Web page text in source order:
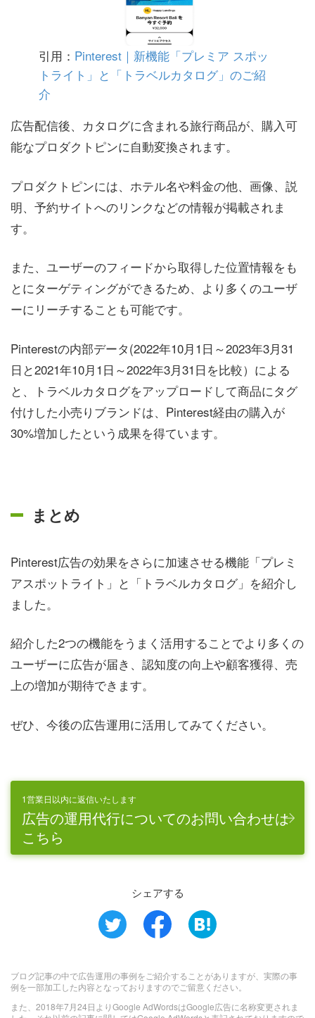
引用： Pinterest｜新機能「プレミア スポッ
トライト」と「トラベルカタログ」のご紹
介
広告配信後、カタログに含まれる旅行商品が、購入可
能なプロダクトピンに自動変換されます。
プロダクトピンには、ホテル名や料金の他、画像、説
明、予約サイトへのリンクなどの情報が掲載されま
す。
また、ユーザーのフィードから取得した位置情報をも
とにターゲティングができるため、より多くのユーザ
ーにリーチすることも可能です。
Pinterestの内部データ(2022年10月1日～2023年3月31
日と2021年10月1日～2022年3月31日を比較）による
と、トラベルカタログをアップロードして商品にタグ
付けした小売りブランドは、Pinterest経由の購入が
30%増加したという成果を得ています。
まとめ
Pinterest広告の効果をさらに加速させる機能「プレミ
アスポットライト」と「トラベルカタログ」を紹介し
ました。
紹介した2つの機能をうまく活用することでより多くの
ユーザーに広告が届き、認知度の向上や顧客獲得、売
上の増加が期待できます。
ぜひ、今後の広告運用に活用してみてください。
1営業日以内に返信いたします
広告の運用代行についてのお問い合わせは
こちら
シェアする
ブログ記事の中で広告運用の事例をご紹介することがありますが、実際の事
例を一部加工した内容となっておりますのでご留意ください。
また、2018年7月24日よりGoogle AdWordsはGoogle広告に名称変更されま